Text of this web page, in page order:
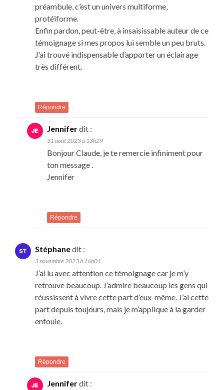
préambule, c’est un univers multiforme,
protéiforme.
Enfin pardon, peut-être, à insaisissable auteur de ce
témoignage si mes propos lui semble un peu bruts.
J’ai trouvé indispensable d’apporter un éclairage
très différent.
Répondre
Jenniferdit :
31 août 2023 à 13h29
Bonjour Claude, je te remercie infiniment pour
ton message .
Jennifer
Répondre
Stéphanedit :
3 novembre 2023 à 16h01
J’ai lu avec attention ce témoignage car je m’y
retrouve beaucoup. J’admire beaucoup les gens qui
réussissent à vivre cette part d’eux-même. J’ai cette
part depuis toujours, mais je m’applique à la garder
enfouie.
Répondre
Jenniferdit :